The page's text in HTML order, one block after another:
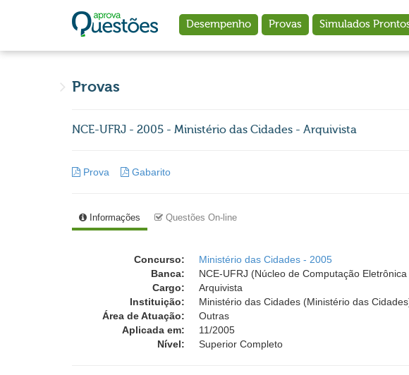
Desempenho Provas Simulados
Provas
NCE-UFRJ - 2005 - Ministério das Cidades - Arquivista
Prova Gabarito
Informações Questões On-line
Concurso:
Ministério das Cidades - 2005
Banca:
NCE-UFRJ (Núcleo de Computação
Cargo:
Arquivista
Instituição:
Ministério das Cidades (Ministério das
Área de Atuação:
Outras
Aplicada em:
11/2005
Nível:
Superior Completo